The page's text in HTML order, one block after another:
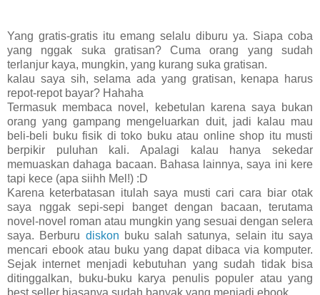
Yang gratis-gratis itu emang selalu diburu ya. Siapa coba
yang nggak suka gratisan? Cuma orang yang sudah
terlanjur kaya, mungkin, yang kurang suka gratisan.
kalau saya sih, selama ada yang gratisan, kenapa harus
repot-repot bayar? Hahaha
Termasuk membaca novel, kebetulan karena saya bukan
orang yang gampang mengeluarkan duit, jadi kalau mau
beli-beli buku fisik di toko buku atau online shop itu musti
berpikir puluhan kali. Apalagi kalau hanya sekedar
memuaskan dahaga bacaan. Bahasa lainnya, saya ini kere
tapi kece (apa siihh Mel!) :D
Karena keterbatasan itulah saya musti cari cara biar otak
saya nggak sepi-sepi banget dengan bacaan, terutama
novel-novel roman atau mungkin yang sesuai dengan selera
saya. Berburu diskon buku salah satunya, selain itu saya
mencari ebook atau buku yang dapat dibaca via komputer.
Sejak internet menjadi kebutuhan yang sudah tidak bisa
ditinggalkan, buku-buku karya penulis populer atau yang